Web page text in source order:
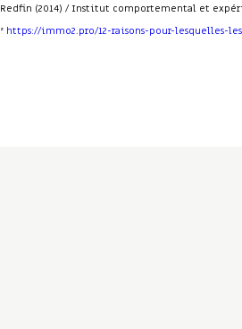
Redfin (2014) / Institut comportemental et
² https://immo2.pro/12-raisons-pour-